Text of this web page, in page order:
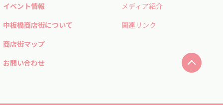
イベント情報
中板橋商店街について
商店街マップ
お問い合わせ
メディア紹介
関連リンク